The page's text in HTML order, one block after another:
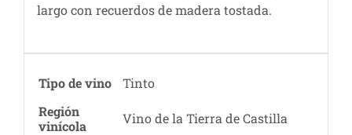
largo con recuerdos de madera tostada.
Tipo de vino
Tinto
Región
vinícola
Vino de la Tierra de Castilla